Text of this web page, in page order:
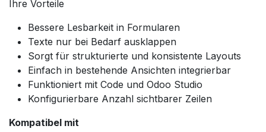
Ihre Vorteile
Bessere Lesbarkeit in Formularen
Texte nur bei Bedarf ausklappen
Sorgt für strukturierte und konsistente Layouts
Einfach in bestehende Ansichten integrierbar
Funktioniert mit Code und Odoo Studio
Konfigurierbare Anzahl sichtbarer Zeilen
Kompatibel mit